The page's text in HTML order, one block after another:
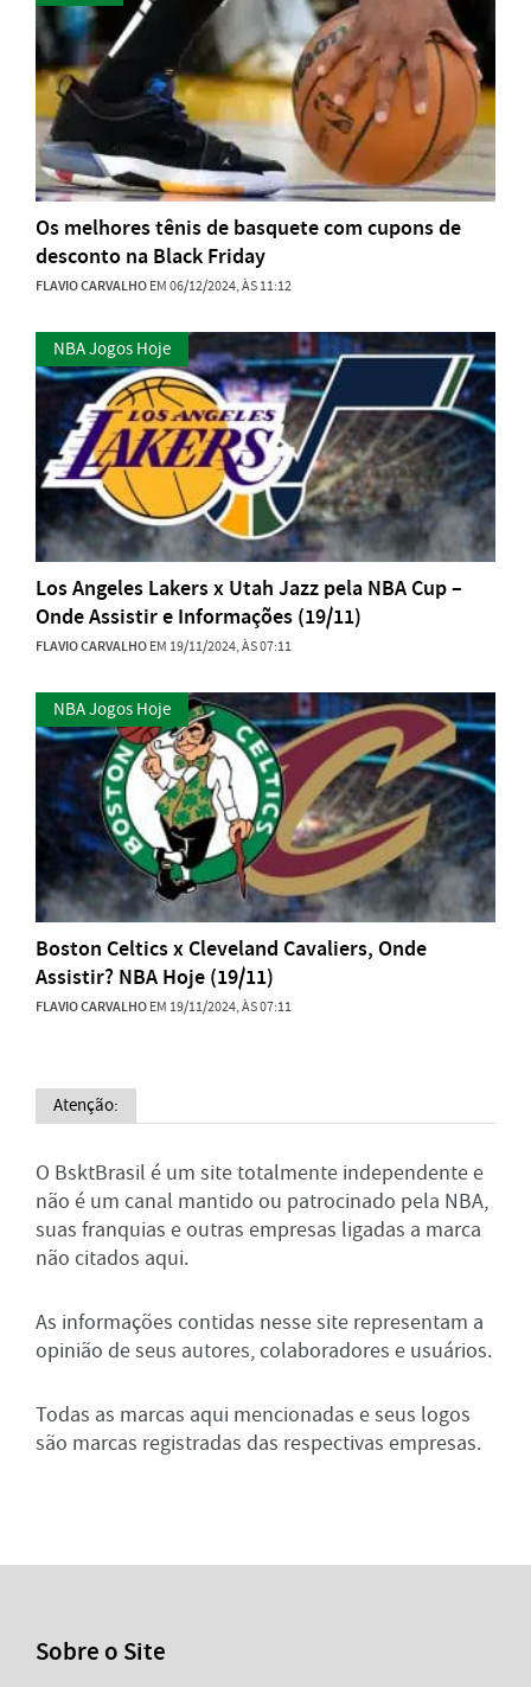
Os melhores tênis de basquete com cupons de
desconto na Black Friday
FLAVIO CARVALHOEM 06/12/2024, ÀS 11:12
NBA Jogos Hoje
Los Angeles Lakers x Utah Jazz pela NBA Cup –
Onde Assistir e Informações (19/11)
FLAVIO CARVALHOEM 19/11/2024, ÀS 07:11
NBA Jogos Hoje
Boston Celtics x Cleveland Cavaliers, Onde
Assistir? NBA Hoje (19/11)
FLAVIO CARVALHOEM 19/11/2024, ÀS 07:11
Atenção:
O BsktBrasil é um site totalmente independente e
não é um canal mantido ou patrocinado pela NBA,
suas franquias e outras empresas ligadas a marca
não citados aqui.
As informações contidas nesse site representam a
opinião de seus autores, colaboradores e usuários.
Todas as marcas aqui mencionadas e seus logos
são marcas registradas das respectivas empresas.
Sobre o Site